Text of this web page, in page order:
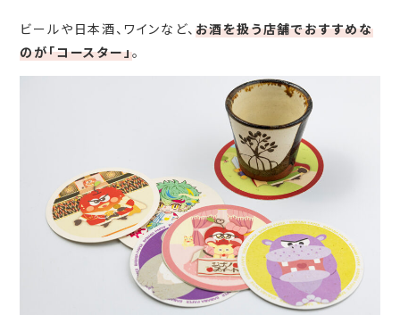
ビールや日本酒、ワインなど、 お酒を扱う店舗でおすすめな
のが「コースター」。